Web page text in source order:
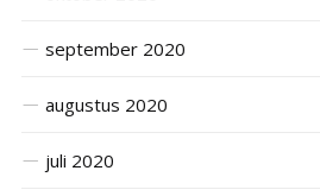
september 2020
augustus 2020
juli 2020